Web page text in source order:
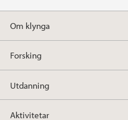
Om klynga
Forsking
Utdanning
Aktivitetar